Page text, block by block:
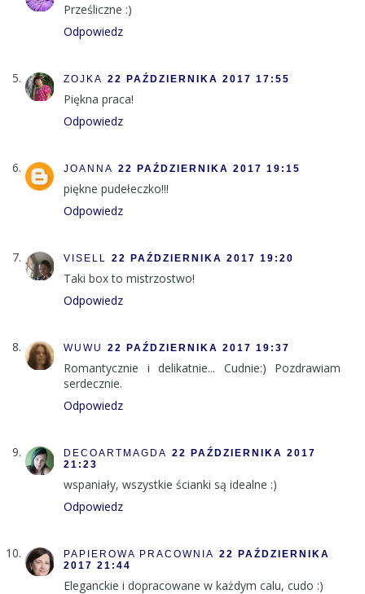
Prześliczne :)
Odpowiedz
ZOJKA 22 PAŹDZIERNIKA 2017 17:55
Piękna praca!
Odpowiedz
JOANNA 22 PAŹDZIERNIKA 2017 19:15
piękne pudełeczko!!!
Odpowiedz
VISELL 22 PAŹDZIERNIKA 2017 19:20
Taki box to mistrzostwo!
Odpowiedz
WUWU 22 PAŹDZIERNIKA 2017 19:37
Romantycznie i delikatnie... Cudnie:) Pozdrawiam
serdecznie.
Odpowiedz
DECOARTMAGDA 22 PAŹDZIERNIKA 2017
21:23
wspaniały, wszystkie ścianki są idealne :)
Odpowiedz
PAPIEROWA PRACOWNIA 22 PAŹDZIERNIKA
2017 21:44
Eleganckie i dopracowane w każdym calu, cudo :)